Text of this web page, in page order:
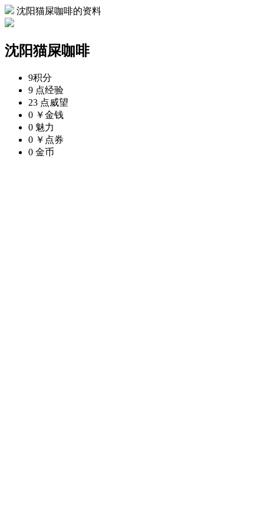
沈阳猫屎咖啡的资料
沈阳猫屎咖啡
9积分
9 点经验
23 点威望
0 ￥金钱
0 魅力
0 ￥ 点券
0 金币